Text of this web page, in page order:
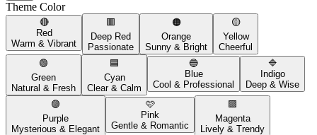
Theme Color
🔴
Red
Warm & Vibrant
🟥
Deep Red
Passionate
🟠
Orange
Sunny & Bright
🟡
Yellow
Cheerful
🟢
Green
Natural & Fresh
🟦
Cyan
Clear & Calm
🔵
Blue
Cool & Professional
🔷
Indigo
Deep & Wise
🟣
Purple
Mysterious & Elegant
🩷
Pink
Gentle & Romantic
🟪
Magenta
Lively & Trendy